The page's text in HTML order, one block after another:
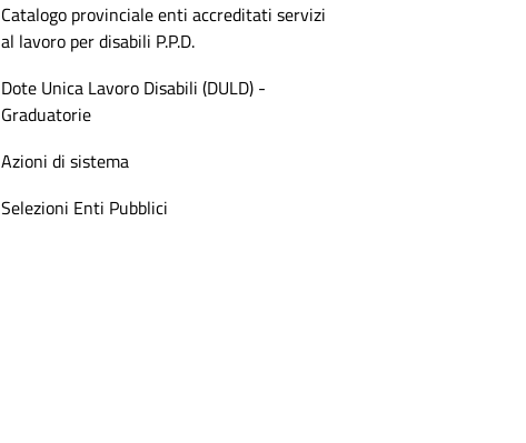
Catalogo provinciale enti accreditati servizi
al lavoro per disabili P.P.D.
Dote Unica Lavoro Disabili (DULD) -
Graduatorie
Azioni di sistema
Selezioni Enti Pubblici